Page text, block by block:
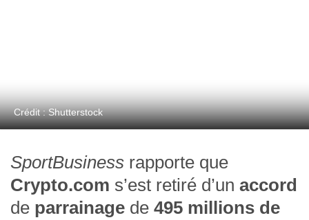
Crédit : Shutterstock
SportBusiness rapporte que
Crypto.com s’est retiré d’un accord
de parrainage de 495 millions de